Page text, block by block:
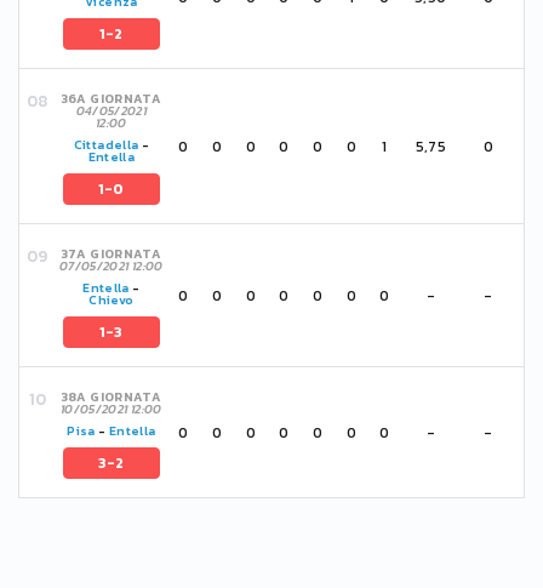
1-2
36A GIORNATA
04/05/2021
12:00
Cittadella -
Entella
1-0
0 0 0 0 0 0 1 5,75 0
37A GIORNATA
07/05/2021 12:00
Entella -
Chievo
1-3
0 0 0 0 0 0 0 - -
38A GIORNATA
10/05/2021 12:00
Pisa - Entella
3-2
0 0 0 0 0 0 0 - -